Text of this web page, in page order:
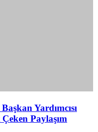
Yardımcısı
Paylaşım